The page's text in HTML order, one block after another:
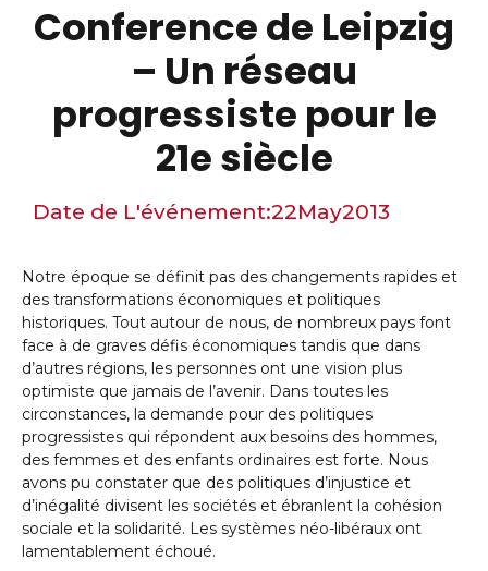
Conference de Leipzig
– Un réseau
progressiste pour le
21e siècle
Date de L'événement:22May2013
Notre époque se définit pas des changements rapides et
des transformations économiques et politiques
historiques. Tout autour de nous, de nombreux pays font
face à de graves défis économiques tandis que dans
d’autres régions, les personnes ont une vision plus
optimiste que jamais de l’avenir. Dans toutes les
circonstances, la demande pour des politiques
progressistes qui répondent aux besoins des hommes,
des femmes et des enfants ordinaires est forte. Nous
avons pu constater que des politiques d’injustice et
d’inégalité divisent les sociétés et ébranlent la cohésion
sociale et la solidarité. Les systèmes néo-libéraux ont
lamentablement échoué.